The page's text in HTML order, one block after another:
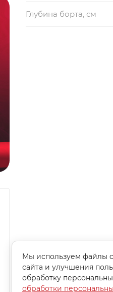
Глубина борта, см
Мы используем файлы
сайта и улучшения
обработку
обработки